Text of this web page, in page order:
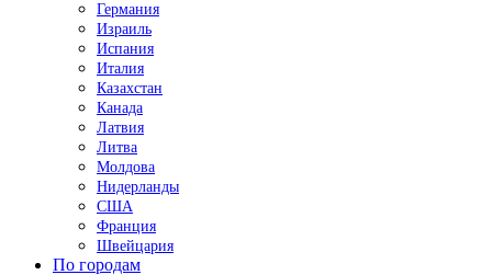
Германия
Израиль
Испания
Италия
Казахстан
Канада
Латвия
Литва
Молдова
Нидерланды
США
Франция
Швейцария
По городам